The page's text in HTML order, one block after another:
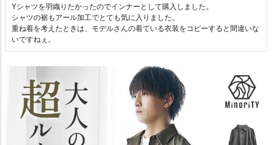
Yシャツを羽織りたかったのでインナーとして購入しました。
シャツの裾もアール加工でとても気に入りました。
重ね着を考えたときは、モデルさんの着ている衣装をコピーすると間違いな
いですねぇ。